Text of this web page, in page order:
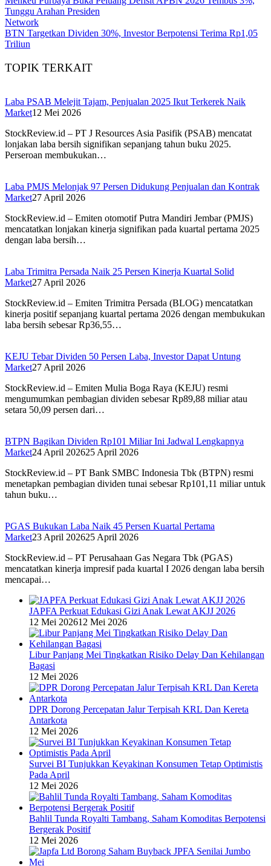
Tunggu Arahan Presiden
Network
BTN Targetkan Dividen 30%, Investor Berpotensi Terima Rp1,05
Triliun
TOPIK TERKAIT
Laba PSAB Melejit Tajam, Penjualan 2025 Ikut Terkerek Naik
Market12 Mei 2026
StockReview.id – PT J Resources Asia Pasifik (PSAB) mencatat
lonjakan laba bersih signifikan sepanjang tahun buku 2025.
Perseroan membukukan…
Laba PMJS Melonjak 97 Persen Didukung Penjualan dan Kontrak
Market27 April 2026
StockReview.id – Emiten otomotif Putra Mandiri Jembar (PMJS)
mencatatkan lonjakan kinerja signifikan pada kuartal pertama 2025
dengan laba bersih…
Laba Trimitra Persada Naik 25 Persen Kinerja Kuartal Solid
Market27 April 2026
StockReview.id – Emiten Trimitra Persada (BLOG) mencatatkan
kinerja positif sepanjang kuartal pertama 2026 dengan membukukan
laba bersih sebesar Rp36,55…
KEJU Tebar Dividen 50 Persen Laba, Investor Dapat Untung
Market27 April 2026
StockReview.id – Emiten Mulia Boga Raya (KEJU) resmi
mengumumkan pembagian dividen sebesar Rp89,88 miliar atau
setara 50,09 persen dari…
BTPN Bagikan Dividen Rp101 Miliar Ini Jadwal Lengkapnya
Market24 April 202625 April 2026
StockReview.id – PT Bank SMBC Indonesia Tbk (BTPN) resmi
menetapkan pembagian dividen tunai sebesar Rp101,11 miliar untuk
tahun buku…
PGAS Bukukan Laba Naik 45 Persen Kuartal Pertama
Market23 April 202625 April 2026
StockReview.id – PT Perusahaan Gas Negara Tbk (PGAS)
mencatatkan kinerja impresif pada kuartal I 2026 dengan laba bersih
mencapai…
JAPFA Perkuat Edukasi Gizi Anak Lewat AKJJ 2026
12 Mei 202612 Mei 2026
Libur Panjang Mei Tingkatkan Risiko Delay Dan Kehilangan
Bagasi
12 Mei 2026
DPR Dorong Percepatan Jalur Terpisah KRL Dan Kereta
Antarkota
12 Mei 2026
Survei BI Tunjukkan Keyakinan Konsumen Tetap Optimistis
Pada April
12 Mei 2026
Bahlil Tunda Royalti Tambang, Saham Komoditas Berpotensi
Bergerak Positif
12 Mei 2026